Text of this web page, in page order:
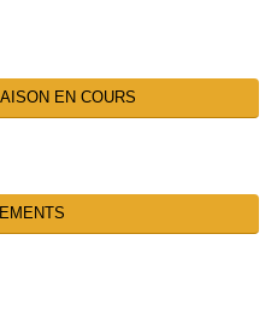
EN COURS